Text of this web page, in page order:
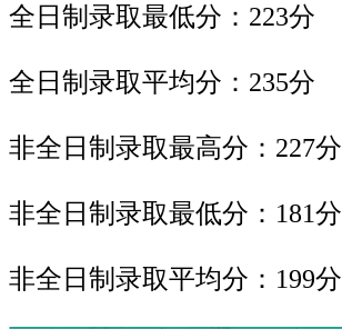
全日制录取最低分：223分
全日制录取平均分：235分
非全日制录取最高分：227分
非全日制录取最低分：181分
非全日制录取平均分：199分